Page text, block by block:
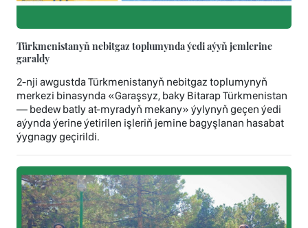
Türkmenistanyň nebitgaz toplumynda ýedi aýyň jemlerine
garaldy
2-nji awgustda Türkmenistanyň nebitgaz toplumynyň
merkezi binasynda «Garaşsyz, baky Bitarap Türkmenistan
— bedew batly at-myradyň mekany» ýylynyň geçen ýedi
aýynda ýerine ýetirilen işleriň jemine bagyşlanan hasabat
ýygnagy geçirildi.